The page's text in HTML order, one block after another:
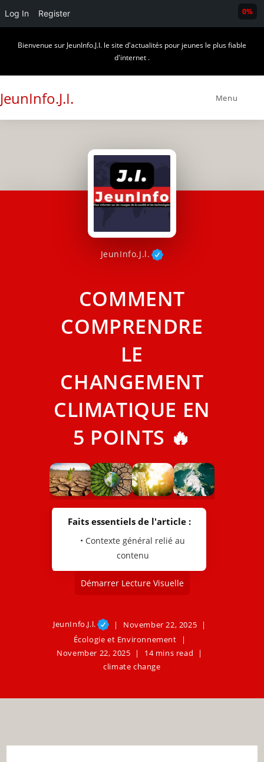
Log In Register
Bienvenue sur JeunInfo.J.I. le site d'actualités pour jeunes le plus fiable
d'internet .
JeunInfo.J.I. Menu
JeunInfo.J.l.
COMMENT
COMPRENDRE
LE
CHANGEMENT
CLIMATIQUE EN
5 POINTS 🔥
Faits essentiels de l'article :
• Contexte général relié au
contenu
Démarrer Lecture Visuelle
JeunInfo.J.l.
November 22, 2025
Écologie et Environnement
November 22, 2025
14 mins read
climate change
0%